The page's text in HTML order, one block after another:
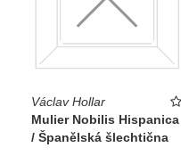
Václav Hollar
Mulier Nobilis Hispanica
/ Španělská šlechtična